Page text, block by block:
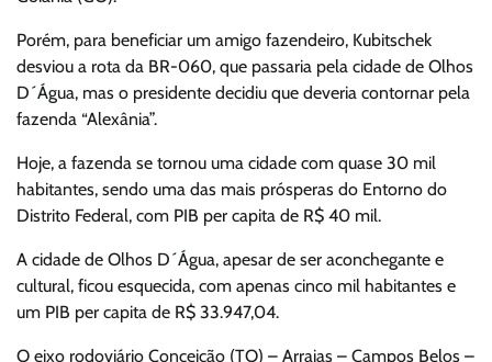
Porém, para beneficiar um amigo fazendeiro, Kubitschek
desviou a rota da BR-060, que passaria pela cidade de Olhos
D´Água, mas o presidente decidiu que deveria contornar pela
fazenda “Alexânia”.
Hoje, a fazenda se tornou uma cidade com quase 30 mil
habitantes, sendo uma das mais prósperas do Entorno do
Distrito Federal, com PIB per capita de R$ 40 mil.
A cidade de Olhos D´Água, apesar de ser aconchegante e
cultural, ficou esquecida, com apenas cinco mil habitantes e
um PIB per capita de R$ 33.947,04.
O eixo rodoviário Conceição (TO) – Arraias – Campos Belos –